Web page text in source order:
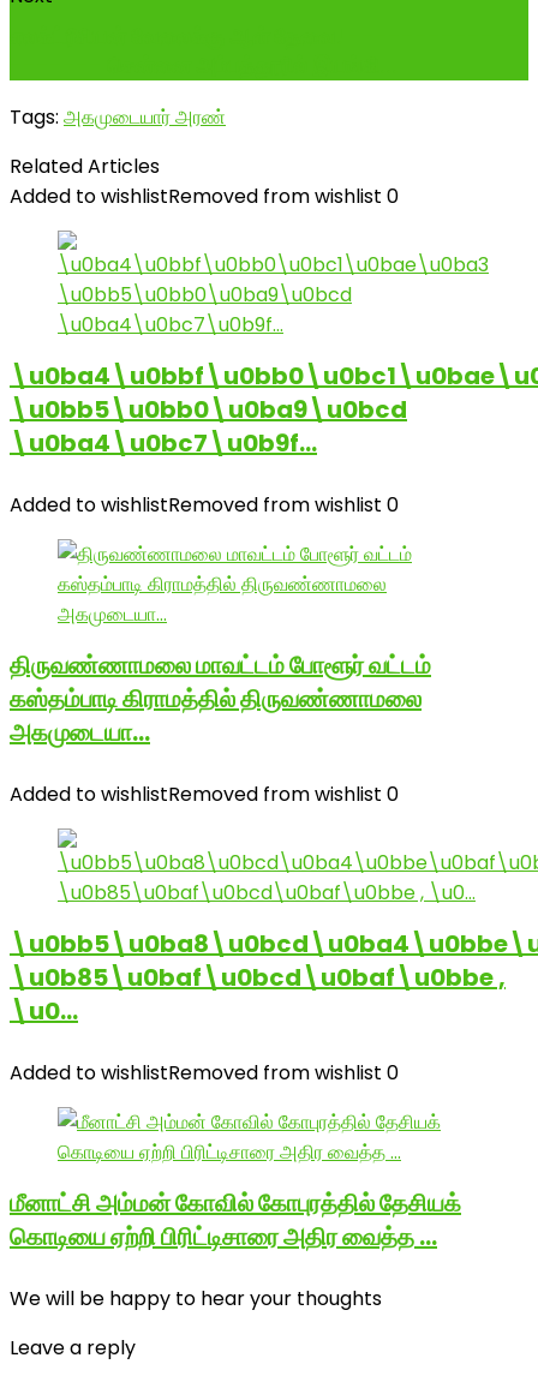
Tags: அகமுடையார் அரண்
Related Articles
Added to wishlistRemoved from wishlist 0
\u0bb5\u0bb0\u0ba9\u0bcd
\u0ba4\u0bc7\u0b9f…
Added to wishlistRemoved from wishlist 0
திருவண்ணாமலை மாவட்டம் போளூர் வட்டம்
கஸ்தம்பாடி கிராமத்தில் திருவண்ணாமலை
அகமுடையா…
Added to wishlistRemoved from wishlist 0
\u0b85\u0baf\u0bcd\u0baf\u0bbe ,
\u0…
Added to wishlistRemoved from wishlist 0
மீனாட்சி அம்மன் கோவில் கோபுரத்தில் தேசியக்
கொடியை ஏற்றி பிரிட்டிசாரை அதிர வைத்த …
We will be happy to hear your thoughts
Leave a reply